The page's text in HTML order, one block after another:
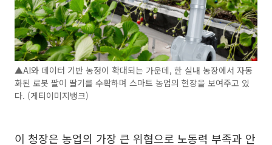
▲AI와 데이터 기반 농정이 확대되는 가운데, 한 실내 농장에서 자동
화된 로봇 팔이 딸기를 수확하며 스마트 농업의 현장을 보여주고 있
다. (게티이미지뱅크)
이 청장은 농업의 가장 큰 위협으로 노동력 부족과 안